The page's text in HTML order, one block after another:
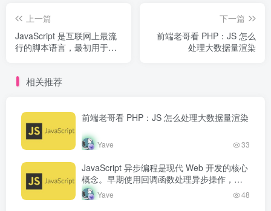
上一篇
JavaScript 是互联网上最流
行的脚本语言，最初用于网
页面动态效果，到服务端的
下一篇
前端老哥看 PHP：JS 怎么
处理大数据量渲染
相关推荐
前端老哥看 PHP：JS 怎么处理大数据量渲染
Yave 33
JavaScript 异步编程是现代 Web 开发的核心
概念。早期使用回调函数处理异步操作，但
容易产生回调地狱。Promise 的出现改善了
异步代码的可读…
Yave 48